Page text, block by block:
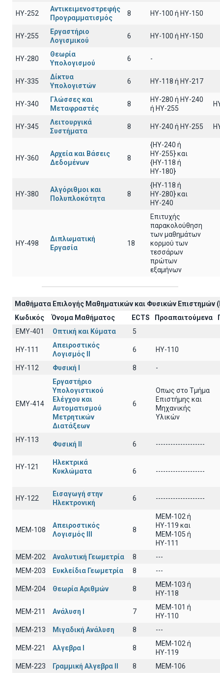
HY-252
Αντικειμενοστρεφής
Προγραμματισμός
8 ΗΥ-100 ή HY-150
HY-255
Εργαστήριο
Λογισμικού
6 ΗΥ-100 ή ΗΥ-150
HY-280
Θεωρία
Υπολογισμού
6 -
HY-335
Δίκτυα
Υπολογιστών
6 ΗΥ-118 ή ΗΥ-217
HY-340
Γλώσσες και
Μεταφραστές
8
HY-280 ή HY-240
ή HY-255
HY-345
Λειτουργικά
Συστήματα
8 HY-240 ή HY-255
HY-360
Αρχεία και Βάσεις
Δεδομένων
8
{HY-240 ή
ΗΥ-255} και
{ΗΥ-118 ή
ΗΥ-180}
HY-380
Αλγόριθμοι και
Πολυπλοκότητα
8
{HY-118 ή
ΗΥ-280} και
ΗΥ-240
HY-498
Διπλωματική
Εργασία
18
Επιτυχής
παρακολούθηση
των μαθημάτων
κορμού των
τεσσάρων
πρώτων
εξαμήνων
Μαθήματα Επιλογής Μαθηματικών και Φυσικών Επιστημών
Κωδικός
Όνομα Μαθήματος ECTS Προαπαιτούμενα
EΜY-401
Οπτική και Κύματα 5
HY-111
Απειροστικός
Λογισμός ΙI
6 HY-110
HY-112 Φυσική I 8 -
ΕΜΥ-414
Εργαστήριο
Υπολογιστικού
Ελέγχου και
Αυτοματισμού
Μετρητικών
Διατάξεων
6
Οπως στο Τμήμα
Επιστήμης και
Μηχανικής
Υλικών
ΗΥ-113
Φυσική ΙΙ 6 --------------------
ΗΥ-121
Ηλεκτρικά
Κυκλώματα
6 --------------------
ΗΥ-122
Εισαγωγή στην
Ηλεκτρονική
6 --------------------
ΜΕΜ-108
Απειροστικός
Λογισμός ΙΙI
8
MEM-102 ή
ΗΥ-119 και
ΜΕΜ-105 ή
ΗΥ-111
ΜΕΜ-202
Αναλυτική Γεωμετρία 8
---
ΜΕΜ-203
Ευκλείδια Γεωμετρία 8 ---
ΜΕΜ-204 Θεωρία Αριθμών 8
ΜΕΜ-103 ή
ΗΥ-118
ΜΕΜ-211 Ανάλυση Ι 7
ΜΕΜ-101 ή
ΗΥ-110
ΜΕΜ-213
Μιγαδική Ανάλυση 8 ---
ΜΕΜ-221 Αλγεβρα Ι 8
ΜΕΜ-102 ή
ΗΥ-119
ΜΕΜ-223
Γραμμική Αλγεβρα ΙΙ 8
MEM-106